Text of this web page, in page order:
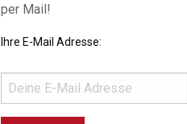
per Mail!
Ihre E-Mail Adresse: